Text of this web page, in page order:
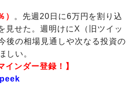
）
。先週20日に6万円を割り込
見せた。週明けにX（旧ツイッ
後の相場見通しや次なる投資の
しい。
ンダー登録！】